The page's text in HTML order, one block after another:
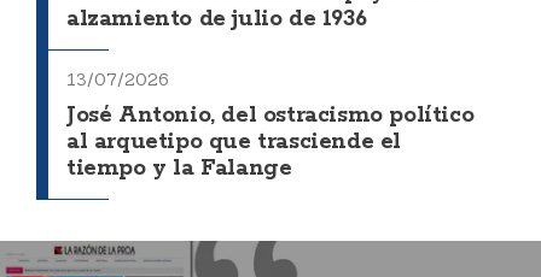
alzamiento de julio de 1936
13/07/2026
José Antonio, del ostracismo político
al arquetipo que trasciende el
tiempo y la Falange